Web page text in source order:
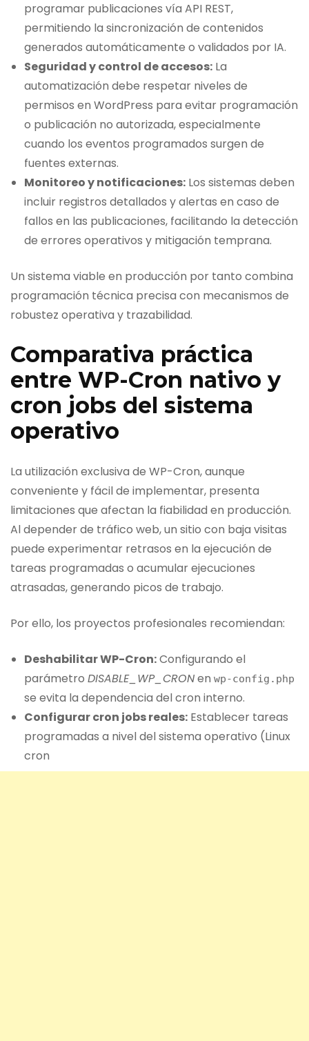
programar publicaciones vía API REST,
permitiendo la sincronización de contenidos
generados automáticamente o validados por IA.
Seguridad y control de accesos: La
automatización debe respetar niveles de
permisos en WordPress para evitar programación
o publicación no autorizada, especialmente
cuando los eventos programados surgen de
fuentes externas.
Monitoreo y notificaciones: Los sistemas deben
incluir registros detallados y alertas en caso de
fallos en las publicaciones, facilitando la detección
de errores operativos y mitigación temprana.
Un sistema viable en producción por tanto combina
programación técnica precisa con mecanismos de
robustez operativa y trazabilidad.
Comparativa práctica
entre WP-Cron nativo y
cron jobs del sistema
operativo
La utilización exclusiva de WP-Cron, aunque
conveniente y fácil de implementar, presenta
limitaciones que afectan la fiabilidad en producción.
Al depender de tráfico web, un sitio con baja visitas
puede experimentar retrasos en la ejecución de
tareas programadas o acumular ejecuciones
atrasadas, generando picos de trabajo.
Por ello, los proyectos profesionales recomiendan:
Deshabilitar WP-Cron:Configurando el
parámetro DISABLE_WP_CRONen wp-config . php
se evita la dependencia del cron interno.
Configurar cron jobs reales: Establecer tareas
programadas a nivel del sistema operativo (Linux
cron